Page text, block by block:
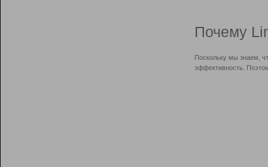
Почему
Поскольку мы знаем,
эффективность.